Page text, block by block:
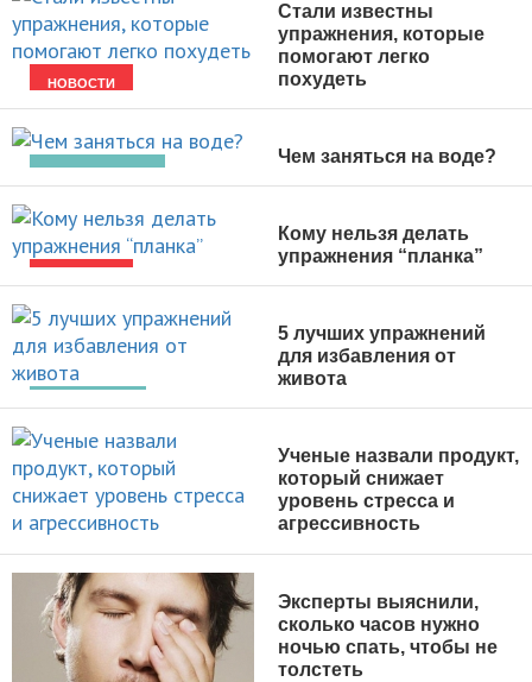
НОВОСТИ
Стали известны
упражнения, которые
помогают легко
похудеть
Чем заняться на воде?
Кому нельзя делать
упражнения “планка”
ПОХУДЕНИЕ
5 лучших упражнений
для избавления от
живота
НОВОСТИ
Ученые назвали продукт,
который снижает
уровень стресса и
агрессивность
Эксперты выяснили,
сколько часов нужно
ночью спать, чтобы не
толстеть